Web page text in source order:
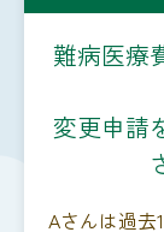
難病医療
変更申請
Aさんは過去